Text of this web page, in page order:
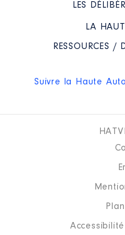
LES
LA
RESSOURCES /
Suivre la Haute